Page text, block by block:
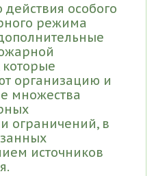
особого
режима
которые
организацию и
множества
ограничений, в
источников